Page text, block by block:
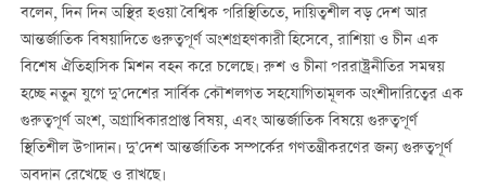
বলেন, দিন দিন অস্থির হওয়া বৈশ্বিক পরিস্থিতিতে, দায়িত্বশীল বড় দেশ আর
আন্তর্জাতিক বিষয়াদিতে গুরুত্বপূর্ণ অংশগ্রহণকারী হিসেবে, রাশিয়া ও চীন এক
বিশেষ ঐতিহাসিক মিশন বহন করে চলেছে। রুশ ও চীনা পররাষ্ট্রনীতির সমন্বয়
হচ্ছে নতুন যুগে দু’দেশের সার্বিক কৌশলগত সহযোগিতামূলক অংশীদারিত্বের এক
গুরুত্বপূর্ণ অংশ, অগ্রাধিকারপ্রাপ্ত বিষয়, এবং আন্তর্জাতিক বিষয়ে গুরুত্বপূর্ণ
স্থিতিশীল উপাদান। দু’দেশ আন্তর্জাতিক সম্পর্কের গণতন্ত্রীকরণের জন্য গুরুত্বপূর্ণ
অবদান রেখেছে ও রাখছে।